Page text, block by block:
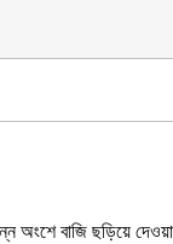
বাজি ছড়িয়ে দেওয়া